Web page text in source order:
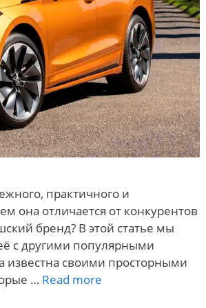
практичного и
она отличается от конкурентов
бренд? В этой статье мы
с другими популярными
известна своими просторными
… Read more